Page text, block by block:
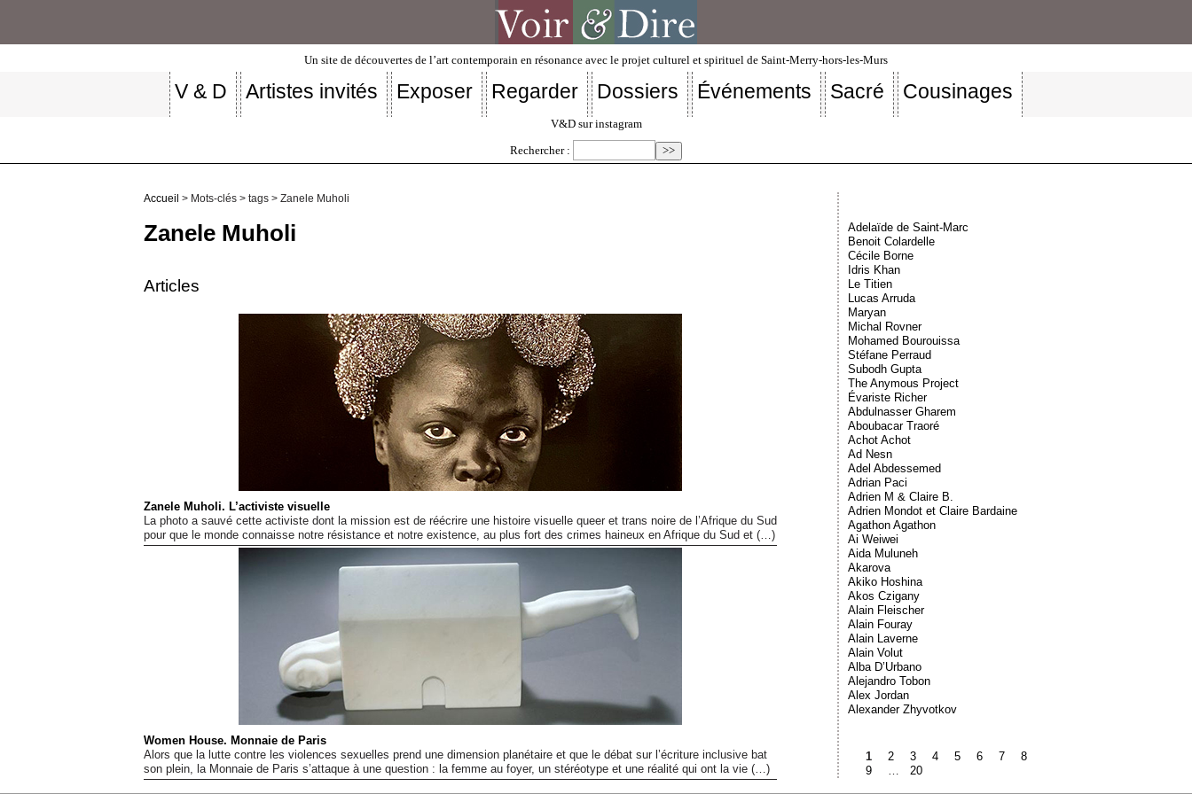
Un site de découvertes de l’art contemporain en résonance avec le projet culturel et spirituel de Saint-Merry-hors-les-Murs
V & D Artistes invités Exposer Regarder Dossiers Événements Sacré Cousinages
V&D sur instagram
Rechercher :
Accueil > Mots-clés > tags > Zanele Muholi
Zanele Muholi
Articles
Zanele Muholi. L’activiste visuelle
La photo a sauvé cette activiste dont la mission est de réécrire une histoire visuelle queer et trans noire de l’Afrique du Sud
pour que le monde connaisse notre résistance et notre existence, au plus fort des crimes haineux en Afrique du Sud et (…)
Women House. Monnaie de Paris
Alors que la lutte contre les violences sexuelles prend une dimension planétaire et que le débat sur l’écriture inclusive bat
son plein, la Monnaie de Paris s’attaque à une question : la femme au foyer, un stéréotype et une réalité qui ont la vie (…)
Adelaïde de Saint-Marc
Benoit Colardelle
Cécile Borne
Idris Khan
Le Titien
Lucas Arruda
Maryan
Michal Rovner
Mohamed Bourouissa
Stéfane Perraud
Subodh Gupta
The Anymous Project
Évariste Richer
Abdulnasser Gharem
Aboubacar Traoré
Achot Achot
Ad Nesn
Adel Abdessemed
Adrian Paci
Adrien M & Claire B.
Adrien Mondot et Claire Bardaine
Agathon Agathon
Ai Weiwei
Aida Muluneh
Akarova
Akiko Hoshina
Akos Czigany
Alain Fleischer
Alain Fouray
Alain Laverne
Alain Volut
Alba D’Urbano
Alejandro Tobon
Alex Jordan
Alexander Zhyvotkov
1 2 3 4 5 6 7
8
9
20